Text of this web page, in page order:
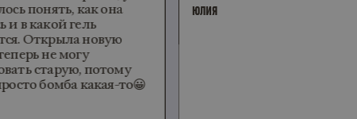
понять, как она
в какой гель
Открыла новую
не могу
старую, потому
бомба какая-то😀
ЮЛИЯ